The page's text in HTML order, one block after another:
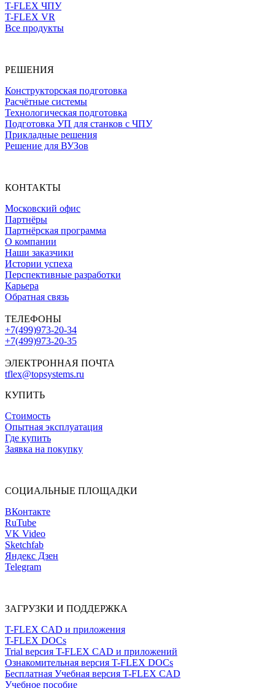
T-FLEX ЧПУ
T-FLEX VR
Все продукты
РЕШЕНИЯ
Конструкторская подготовка
Расчётные системы
Технологическая подготовка
Подготовка УП для станков с ЧПУ
Прикладные решения
Решение для ВУЗов
КОНТАКТЫ
Московский офис
Партнёры
Партнёрская программа
О компании
Наши заказчики
Истории успеха
Перспективные разработки
Карьера
Обратная связь
ТЕЛЕФОНЫ
+7(499)973-20-34
+7(499)973-20-35
ЭЛЕКТРОННАЯ ПОЧТА
tflex@topsystems.ru
КУПИТЬ
Стоимость
Опытная эксплуатация
Где купить
Заявка на покупку
СОЦИАЛЬНЫЕ ПЛОЩАДКИ
ВКонтакте
RuTube
VK Video
Sketchfab
Яндекс Дзен
Telegram
ЗАГРУЗКИ И ПОДДЕРЖКА
T-FLEX CAD и приложения
T-FLEX DOCs
Trial версия T-FLEX CAD и приложений
Ознакомительная версия T-FLEX DOCs
Бесплатная Учебная версия T-FLEX CAD
Учебное пособие